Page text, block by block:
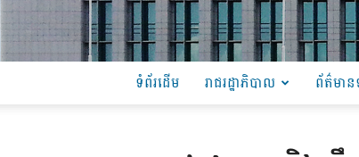
ទំព័រដើម រាជរដ្ឋាភិបាល ព័ត៌មា